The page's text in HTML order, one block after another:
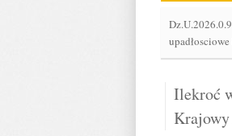
Ilekroć
Krajowy